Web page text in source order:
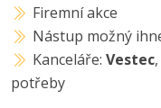
Firemní akce
Nástup možný
Kanceláře:Vestec
potřeby